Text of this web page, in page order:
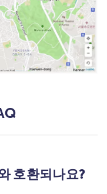
호환되나요?